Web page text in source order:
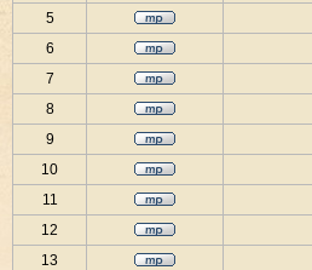
5
6
7
8
9
10
11
12
13